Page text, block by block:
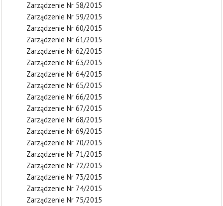
Zarządzenie Nr 58/2015
Zarządzenie Nr 59/2015
Zarządzenie Nr 60/2015
Zarządzenie Nr 61/2015
Zarządzenie Nr 62/2015
Zarządzenie Nr 63/2015
Zarządzenie Nr 64/2015
Zarządzenie Nr 65/2015
Zarządzenie Nr 66/2015
Zarządzenie Nr 67/2015
Zarządzenie Nr 68/2015
Zarządzenie Nr 69/2015
Zarządzenie Nr 70/2015
Zarządzenie Nr 71/2015
Zarządzenie Nr 72/2015
Zarządzenie Nr 73/2015
Zarządzenie Nr 74/2015
Zarządzenie Nr 75/2015